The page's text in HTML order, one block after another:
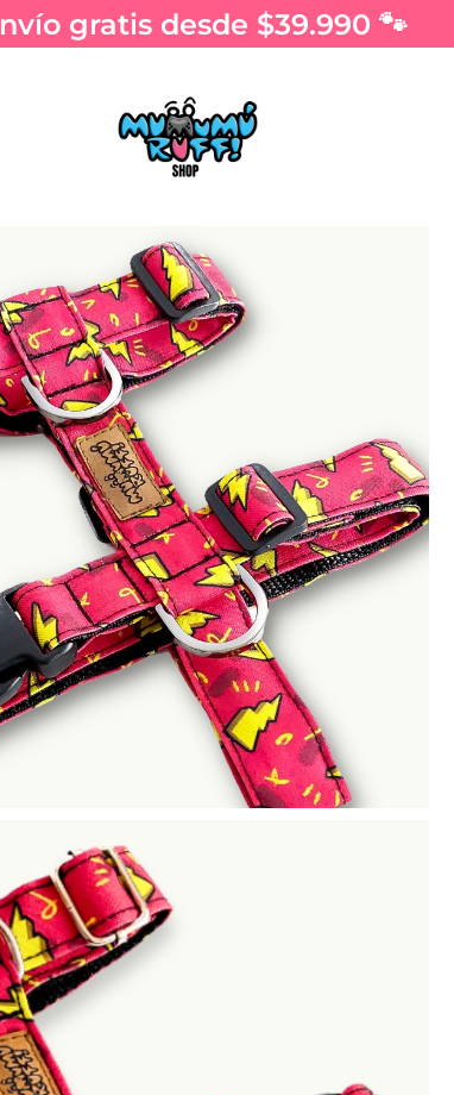
gratis desde $39.990 🐾